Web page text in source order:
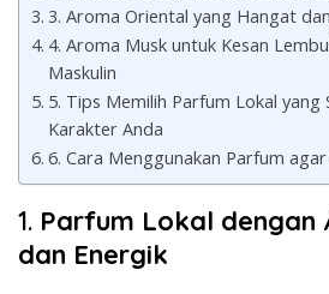
3. Aroma Oriental yang Hangat
4. Aroma Musk untuk Kesan
Maskulin
5. Tips Memilih Parfum Lokal yang
Karakter Anda
6. Cara Menggunakan Parfum
1. Parfum Lokal dengan
dan Energik